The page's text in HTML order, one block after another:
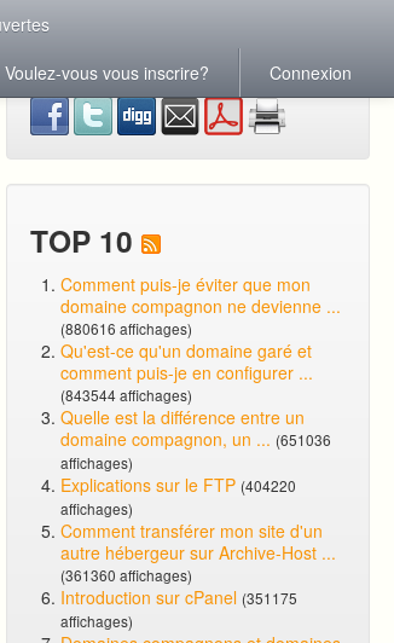
Voulez-vous vous inscrire?
Connexion
TOP 10
Comment puis-je éviter que mon
domaine compagnon ne devienne ...
(880616 affichages)
Qu'est-ce qu'un domaine garé et
comment puis-je en configurer ...
(843544 affichages)
Quelle est la différence entre un
domaine compagnon, un ... (651036
affichages)
Explications sur le FTP (404220
affichages)
Comment transférer mon site d'un
autre hébergeur sur Archive-Host ...
(361360 affichages)
Introduction sur cPanel (351175
affichages)